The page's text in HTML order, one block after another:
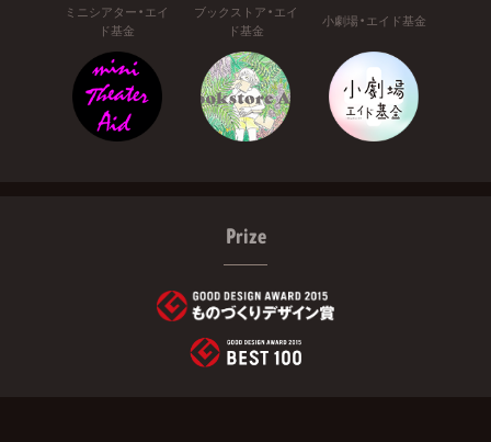
ミニシアター・エイ
ド基金
ブックストア・エイ
ド基金
小劇場・エイド基金
Prize